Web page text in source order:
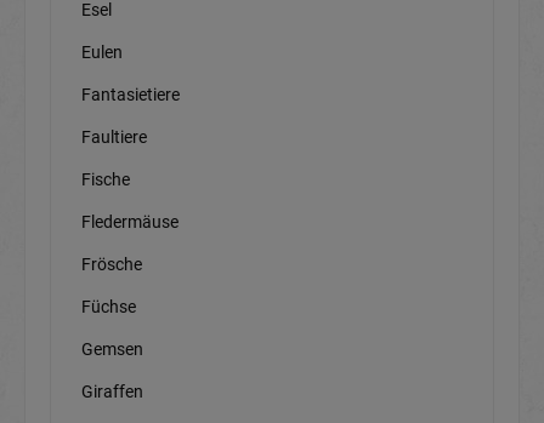
Esel
Eulen
Fantasietiere
Faultiere
Fische
Fledermäuse
Frösche
Füchse
Gemsen
Giraffen